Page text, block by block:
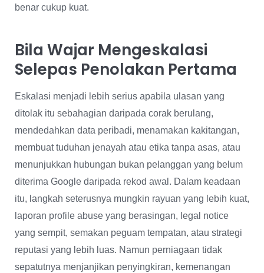
benar cukup kuat.
Bila Wajar Mengeskalasi
Selepas Penolakan Pertama
Eskalasi menjadi lebih serius apabila ulasan yang
ditolak itu sebahagian daripada corak berulang,
mendedahkan data peribadi, menamakan kakitangan,
membuat tuduhan jenayah atau etika tanpa asas, atau
menunjukkan hubungan bukan pelanggan yang belum
diterima Google daripada rekod awal. Dalam keadaan
itu, langkah seterusnya mungkin rayuan yang lebih kuat,
laporan profile abuse yang berasingan, legal notice
yang sempit, semakan peguam tempatan, atau strategi
reputasi yang lebih luas. Namun perniagaan tidak
sepatutnya menjanjikan penyingkiran, kemenangan